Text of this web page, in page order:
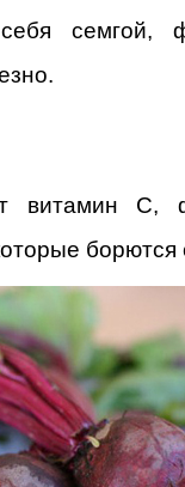
семгой,
витамин С,
борются